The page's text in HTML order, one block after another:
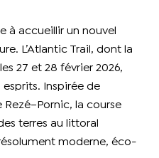
à accueillir un nouvel
L’Atlantic Trail, dont la
27 et 28 février 2026,
Inspirée de
Rezé–Pornic, la course
terres au littoral
moderne, éco-